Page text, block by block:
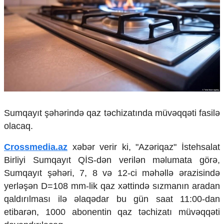
Çarpaz baxış
Təhlil
Siyasi
Geosiyasi
İqtisadi
Foto
Video
Podcast
Humanitar
Elm və təhsil
Mədəniyyət
Diaspor
Yüksəliş hekayəsi
Sumqayıt şəhərində qaz təchizatında müvəqqəti fasilə
olacaq.
Crossmedia.az xəbər verir ki, "Azəriqaz" İstehsalat
Birliyi Sumqayıt QİS-dən verilən məlumata görə,
Sumqayıt şəhəri, 7, 8 və 12-ci məhəllə ərazisində
yerləşən D=108 mm-lik qaz xəttində sızmanın aradan
qaldırılması ilə əlaqədar bu gün saat 11:00-dan
etibarən, 1000 abonentin qaz təchizatı müvəqqəti